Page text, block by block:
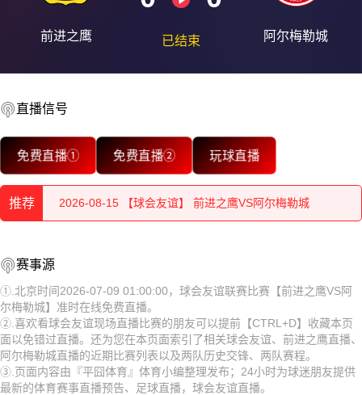
前进之鹰 已结束 阿尔梅勒城
直播信号
免费直播① 免费直播② 玩球直播
推荐
2026-08-15 【球会友谊】 前进之鹰VS阿尔梅勒城
2026-08-15 【球会友谊】 前进之鹰VS阿尔梅勒城
2026-08-15 【球会友谊】 前进之鹰VS阿尔梅勒城
2026-08-15 【球会友谊】 前进之鹰VS阿尔梅勒城
2026-08-15 【球会友谊】 前进之鹰VS阿尔梅勒城
2026-08-15 【球会友谊】 前进之鹰VS阿尔梅勒城
2026-08-15 【球会友谊】 前进之鹰VS阿尔梅勒城
2026-08-15 【球会友谊】 前进之鹰VS阿尔梅勒城
赛事源
①.北京时间2026-07-09 01:00:00，球会友谊联赛比赛【前进之鹰VS阿
尔梅勒城】准时在线免费直播。
②.喜欢看球会友谊现场直播比赛的朋友可以提前【CTRL+D】收藏本页
面以免错过直播。还为您在本页面索引了相关球会友谊、前进之鹰直播、
阿尔梅勒城直播的近期比赛列表以及两队历史交锋、两队赛程。
③.页面内容由『平囧体育』体育小编整理发布；24小时为球迷朋友提供
最新的体育赛事直播预告、足球直播，球会友谊直播。